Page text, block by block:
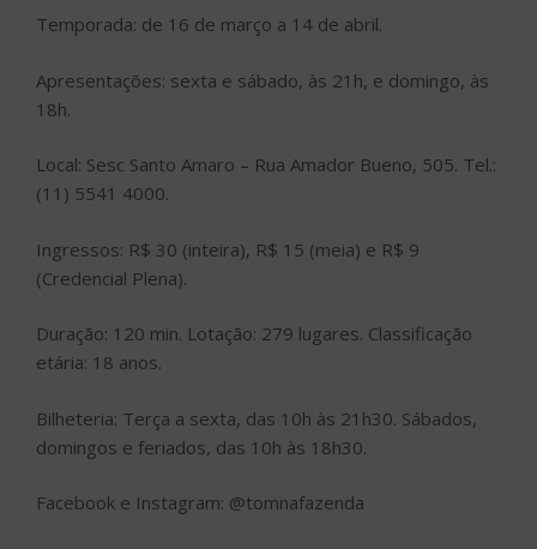
Temporada: de 16 de março a 14 de abril.
Apresentações: sexta e sábado, às 21h, e domingo, às
18h.
Local: Sesc Santo Amaro – Rua Amador Bueno, 505. Tel.:
(11) 5541 4000.
Ingressos: R$ 30 (inteira), R$ 15 (meia) e R$ 9
(Credencial Plena).
Duração: 120 min. Lotação: 279 lugares. Classificação
etária: 18 anos.
Bilheteria: Terça a sexta, das 10h às 21h30. Sábados,
domingos e feriados, das 10h às 18h30.
Facebook e Instagram: @tomnafazenda